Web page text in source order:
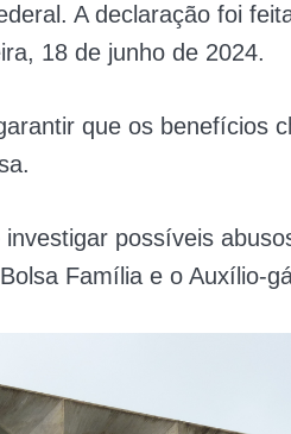
A declaração foi
18 de junho de 2024.
que os benefícios
possíveis
Família e o Auxílio-